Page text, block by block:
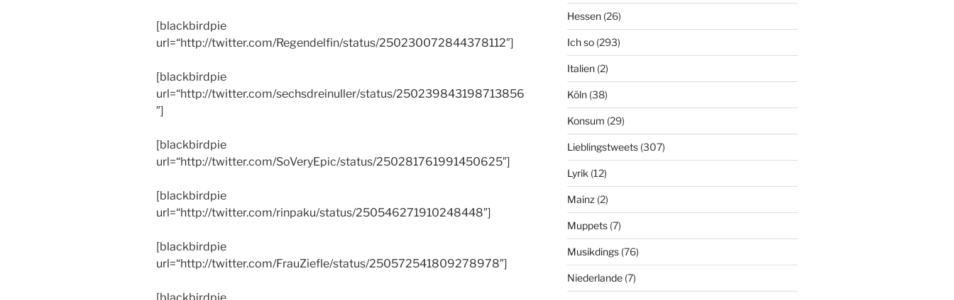
[blackbirdpie
url=“http://twitter.com/Regendelfin/status/250230072844378112″]
[blackbirdpie
url=“http://twitter.com/sechsdreinuller/status/250239843198713856
″]
[blackbirdpie
url=“http://twitter.com/SoVeryEpic/status/250281761991450625″]
[blackbirdpie
url=“http://twitter.com/rinpaku/status/250546271910248448″]
[blackbirdpie
url=“http://twitter.com/FrauZiefle/status/250572541809278978″]
Hessen(26)
Ich so(293)
Italien(2)
Köln(38)
Konsum (29)
Lieblingstweets(307)
Lyrik (12)
Mainz (2)
Muppets(7)
Musikdings(76)
Niederlande(7)